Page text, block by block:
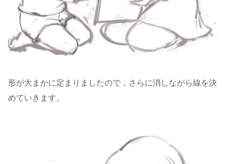
形が大まかに定まりましたので，さらに消しながら線を決
めていきます。